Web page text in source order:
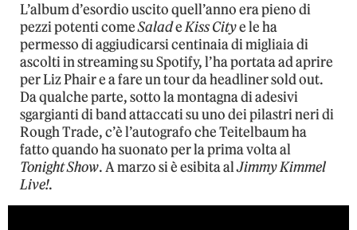
L’album d’esordio uscito quell’anno era pieno di
pezzi potenti comeSaladeKiss Citye le ha
permesso di aggiudicarsi centinaia di migliaia di
ascolti in streaming su Spotify, l’ha portata ad aprire
per Liz Phair e a fare un tour da headliner sold out.
Da qualche parte, sotto la montagna di adesivi
sgargianti di band attaccati su uno dei pilastri neri di
Rough Trade, c’è l’autografo che Teitelbaum ha
fatto quando ha suonato per la prima volta al
Tonight Show. A marzo si è esibita alJimmy Kimmel
Live!.